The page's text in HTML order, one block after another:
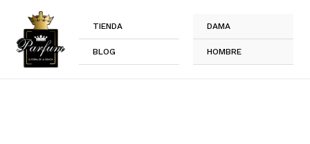
contenido
TIENDA
BLOG
DAMA
HOMBRE